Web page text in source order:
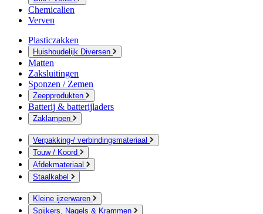
Chemicalien
Verven
Plasticzakken
Huishoudelijk Diversen
Matten
Zaksluitingen
Sponzen / Zemen
Zeepprodukten
Batterij & batterijladers
Zaklampen
Verpakking-/ verbindingsmateriaal
Touw / Koord
Afdekmateriaal
Staalkabel
Kleine ijzerwaren
Spijkers, Nagels & Krammen